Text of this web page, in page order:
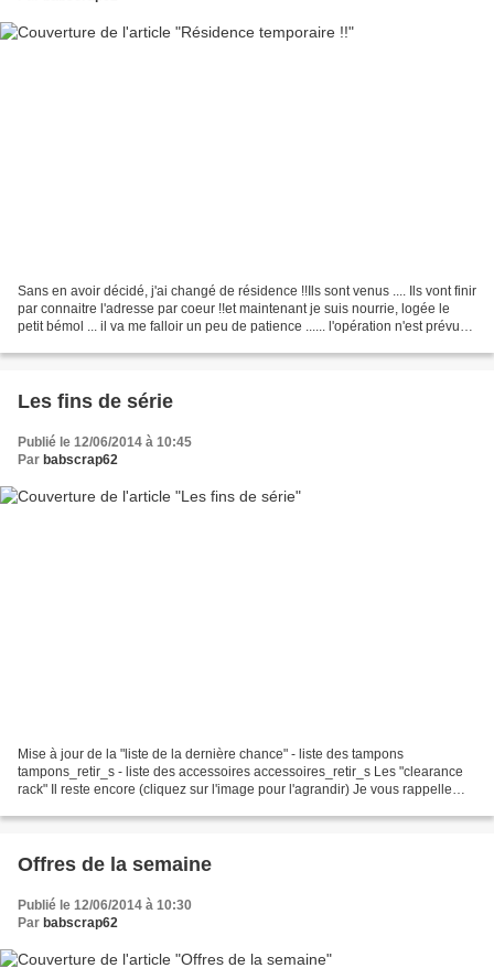
Sans en avoir décidé, j'ai changé de résidence !!Ils sont venus .... Ils vont finir
par connaitre l'adresse par coeur !!et maintenant je suis nourrie, logée le
petit bémol ... il va me falloir un peu de patience ...... l'opération n'est prévue
Les fins de série
Publié le 12/06/2014 à 10:45
Par babscrap62
Mise à jour de la "liste de la dernière chance" - liste des tampons
tampons_retir_s - liste des accessoires accessoires_retir_s Les "clearance
rack" Il reste encore (cliquez sur l'image pour l'agrandir) Je vous rappelle
Offres de la semaine
Publié le 12/06/2014 à 10:30
Par babscrap62